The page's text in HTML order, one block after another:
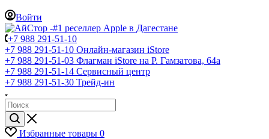
Войти
+7 988 291-51-10
+7 988 291-51-10 Онлайн-магазин iStore
+7 988 291-51-03 Флагман iStore на Р. Гамзатова, 64а
+7 988 291-51-14 Сервисный центр
+7 988 291-51-30 Трейд-ин
Избранные товары 0